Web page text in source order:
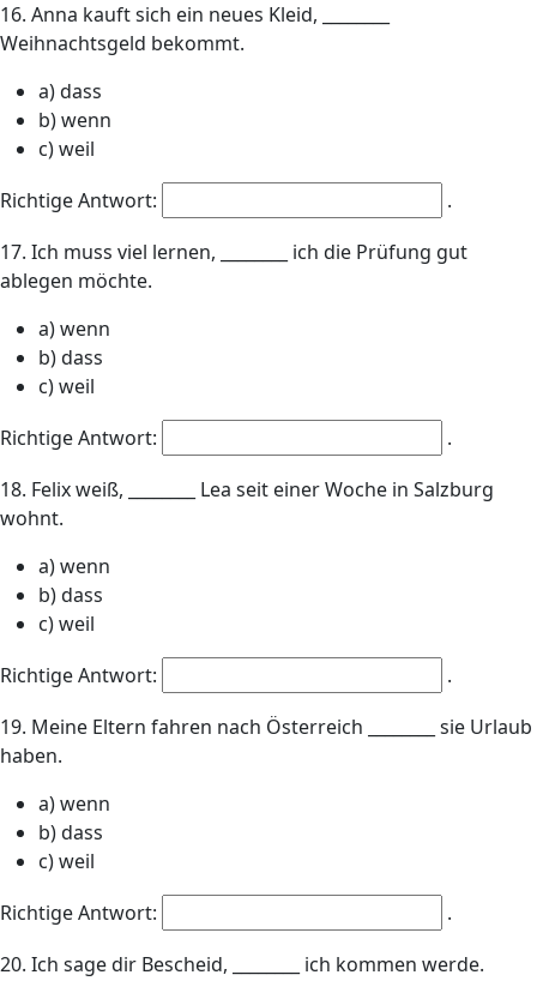
16. Anna kauft sich ein neues Kleid, ________
Weihnachtsgeld bekommt.
a) dass
b) wenn
c) weil
Richtige Antwort:
.
17. Ich muss viel lernen, ________ ich die Prüfung gut
ablegen möchte.
a) wenn
b) dass
c) weil
Richtige Antwort:
.
18. Felix weiß, ________ Lea seit einer Woche in Salzburg
wohnt.
a) wenn
b) dass
c) weil
Richtige Antwort:
.
19. Meine Eltern fahren nach Österreich ________ sie Urlaub
haben.
a) wenn
b) dass
c) weil
Richtige Antwort:
.
20. Ich sage dir Bescheid, ________ ich kommen werde.